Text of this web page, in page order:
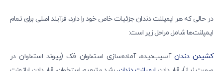
در حالی که هر ایمپلنت دندان جزئیات خاص خود را دارد، فرآیند اصلی برای تمام
ایمپلنت‌ها شامل مراحل زیر است:
کشیدن دندان آسیب‌دیده، آماده‌سازی استخوان فک (پیوند استخوان در